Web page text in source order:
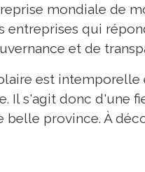
mondiale de
entreprises qui
et de
est
Il s'agit donc d'une
province. À